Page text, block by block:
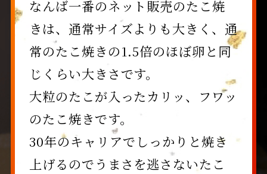
なんば一番のネット販売のたこ焼
きは、通常サイズよりも大きく、通
常のたこ焼きの1.5倍のほぼ卵と同
じくらい大きさです。
大粒のたこが入ったカリッ、フワッ
のたこ焼きです。
30年のキャリアでしっかりと焼き
上げるのでうまさを逃さないたこ